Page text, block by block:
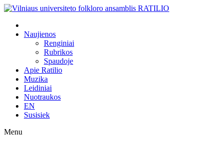
Naujienos
Renginiai
Rubrikos
Spaudoje
Apie Ratilio
Muzika
Leidiniai
Nuotraukos
EN
Susisiek
Menu